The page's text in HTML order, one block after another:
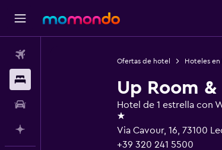
Ofertas de hotel Hoteles en
Up Room
Hotel de 1 estrella con
1 estrella
Via Cavour, 16, 73100
+39 320 241 5500